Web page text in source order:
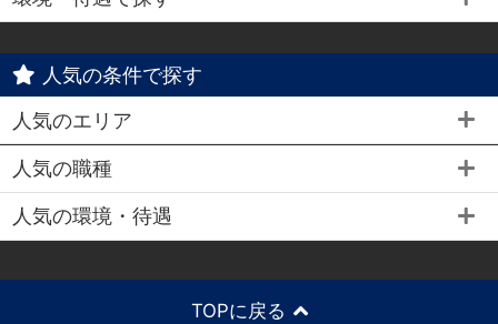
人気の条件で探す
人気のエリア
人気の職種
人気の環境・待遇
TOPに戻る